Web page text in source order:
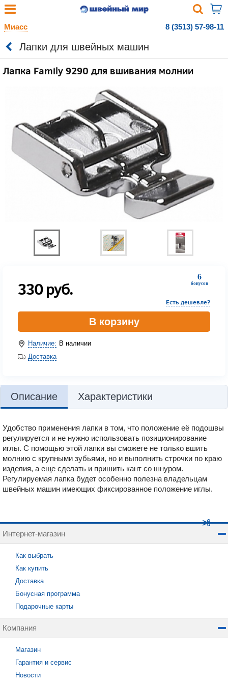
Миасс 8 (3513) 57-98-11
Лапки для швейных машин
Лапка Family 9290 для вшивания молнии
6
бонусов
330руб.
Есть дешевле?
В корзину
Наличие: В наличии
Доставка
Описание Характеристики
Удобство применения лапки в том, что положение её подошвы
регулируется и не нужно использовать позиционирование
иглы. С помощью этой лапки вы сможете не только вшить
молнию с крупными зубьями, но и выполнить строчки по краю
изделия, а еще сделать и пришить кант со шнуром.
Регулируемая лапка будет особенно полезна владельцам
швейных машин имеющих фиксированное положение иглы.
Интернет-магазин
Как выбрать
Как купить
Доставка
Бонусная программа
Подарочные карты
Компания
Магазин
Гарантия и сервис
Новости